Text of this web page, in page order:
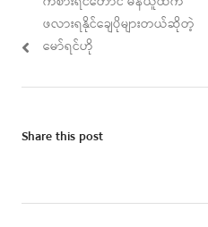
ဖလားရနိုင်ချေပိုများတယ်ဆိုတဲ့
မော်ရင်ဟို
Share this post